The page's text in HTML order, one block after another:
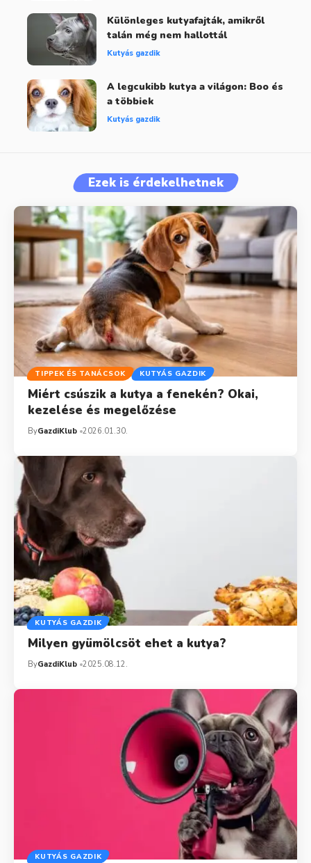
Különleges kutyafajták, amikről
talán még nem hallottál
Kutyás gazdik
A legcukibb kutya a világon: Boo és
a többiek
Kutyás gazdik
Ezek is érdekelhetnek
TIPPEK ÉS TANÁCSOK KUTYÁS GAZDIK
Miért csúszik a kutya a fenekén? Okai,
kezelése és megelőzése
ByGazdiKlub 2026.01.30.
KUTYÁS GAZDIK
Milyen gyümölcsöt ehet a kutya?
ByGazdiKlub 2025.08.12.
KUTYÁS GAZDIK